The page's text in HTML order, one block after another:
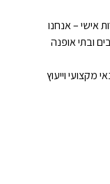
אישי – אנחנו
ובתי אופנה
מקצועי וייעוץ